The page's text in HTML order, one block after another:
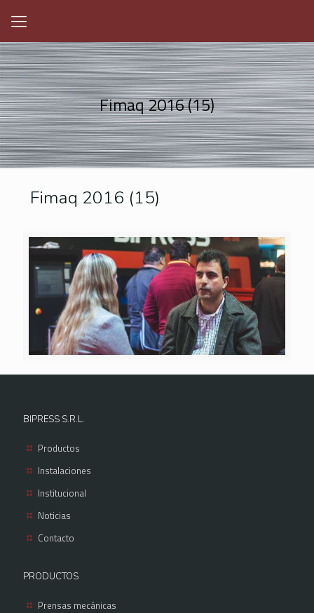
Fimaq 2016 (15)
Fimaq 2016 (15)
BIPRESS S.R.L.
Productos
Instalaciones
Institucional
Noticias
Contacto
PRODUCTOS
Prensas mecánicas